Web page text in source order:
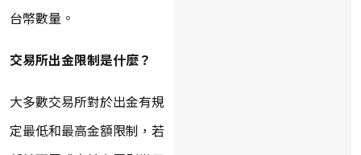
台幣數量。
交易所出金限制是什麼？
大多數交易所對於出金有規
定最低和最高金額限制，若